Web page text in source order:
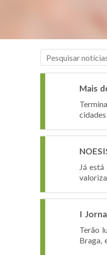
Mais
Já
I
Terão
Braga,